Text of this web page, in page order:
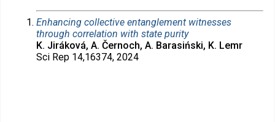
Enhancing collective entanglement witnesses
through correlation with state purity
K. Jiráková, A. Černoch, A. Barasiński, K. Lemr
Sci Rep 14,16374, 2024